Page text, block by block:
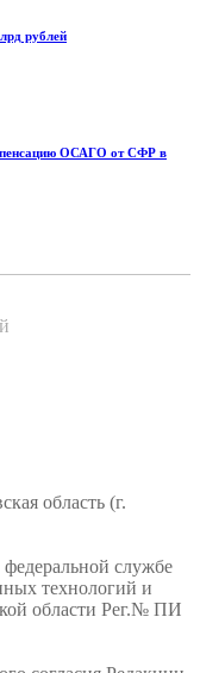
рублей
ОСАГО от СФР в
область (г.
федеральной службе
технологий и
области Рег.№ ПИ